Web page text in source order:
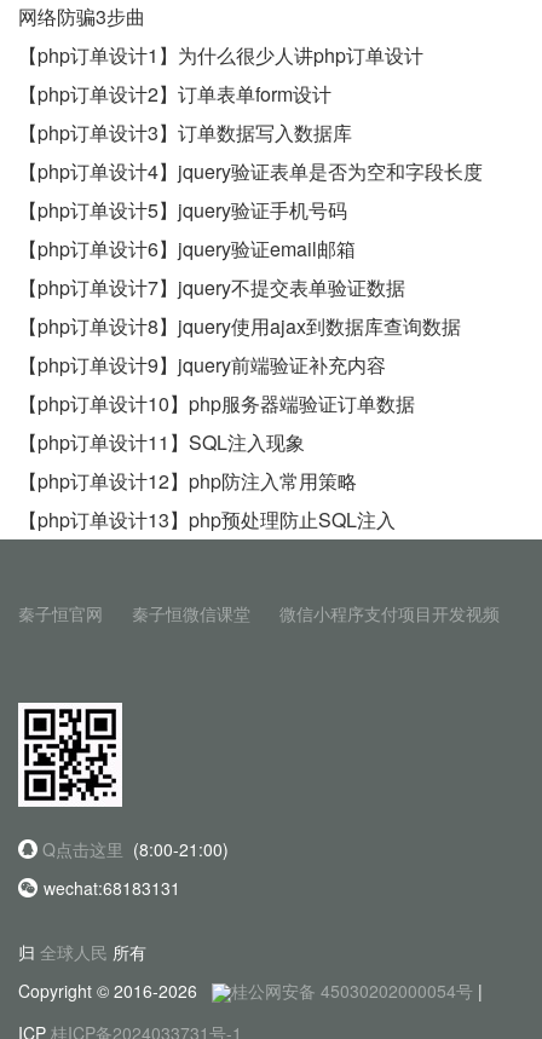
网络防骗3步曲
【php订单设计1】为什么很少人讲php订单设计
【php订单设计2】订单表单form设计
【php订单设计3】订单数据写入数据库
【php订单设计4】jquery验证表单是否为空和字段长度
【php订单设计5】jquery验证手机号码
【php订单设计6】jquery验证email邮箱
【php订单设计7】jquery不提交表单验证数据
【php订单设计8】jquery使用ajax到数据库查询数据
【php订单设计9】jquery前端验证补充内容
【php订单设计10】php服务器端验证订单数据
【php订单设计11】SQL注入现象
【php订单设计12】php防注入常用策略
【php订单设计13】php预处理防止SQL注入
秦子恒官网 秦子恒微信课堂 微信小程序支付项目开发视频
Q点击这里 (8:00-21:00)
wechat:68183131
归 全球人民 所有
Copyright © 2016-2026
桂公网安备 45030202000054号 |
ICP 桂ICP备2024033731号-1